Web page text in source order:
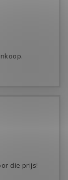
die prijs!